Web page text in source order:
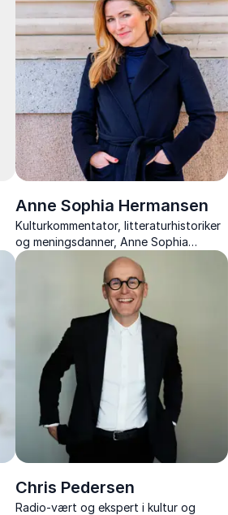
alle odds.
Anne Sophia Hermansen
Kulturkommentator, litteraturhistoriker
og meningsdanner, Anne Sophia
Hermansen, giver klare perspektiver på
tidsånd, kultur og generationskløfter.
Chris Pedersen
Radio-vært og ekspert i kultur og